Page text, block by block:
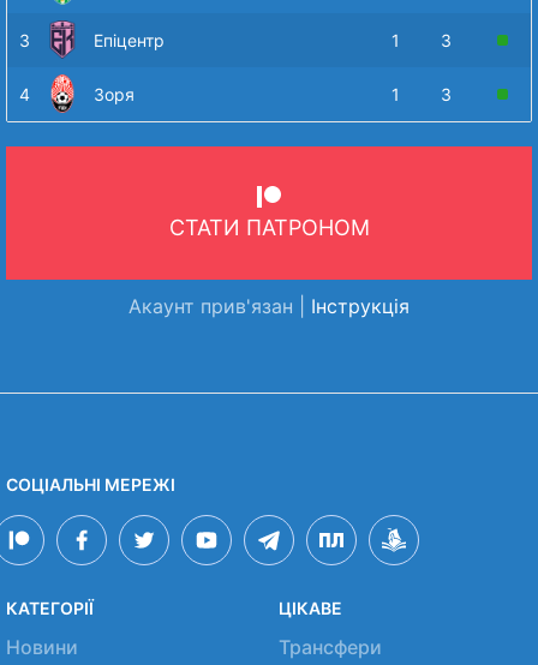
3 Епіцентр 1 3
4 Зоря 1 3
СТАТИ ПАТРОНОМ
Акаунт прив'язан | Інструкція
СОЦІАЛЬНІ МЕРЕЖІ
КАТЕГОРІЇ
Новини
ЦІКАВЕ
Трансфери